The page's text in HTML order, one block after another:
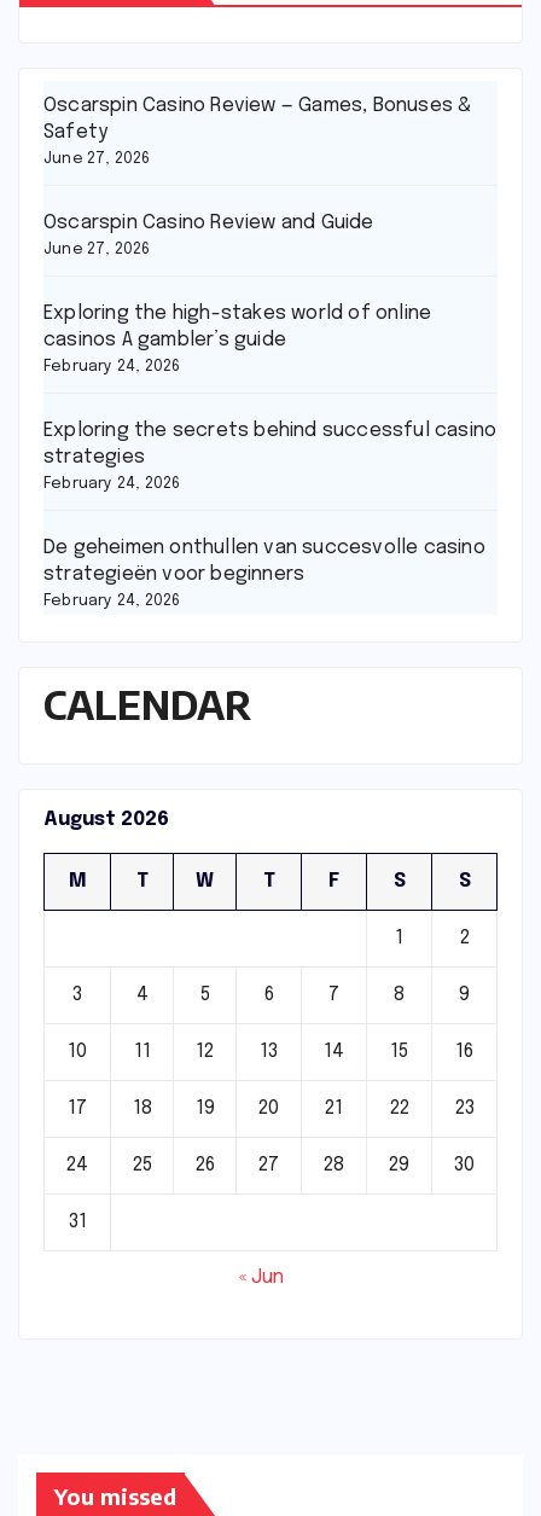
Oscarspin Casino Review — Games, Bonuses &
Safety
June 27, 2026
Oscarspin Casino Review and Guide
June 27, 2026
Exploring the high-stakes world of online
casinos A gambler’s guide
February 24, 2026
Exploring the secrets behind successful casino
strategies
February 24, 2026
De geheimen onthullen van succesvolle casino
strategieën voor beginners
February 24, 2026
CALENDAR
August 2026
M T W T F S S
1 2
3 4 5 6 7 8 9
10 11 12 13 14 15 16
17 18 19 20 21 22 23
24 25 26 27 28 29 30
31
« Jun
You missed